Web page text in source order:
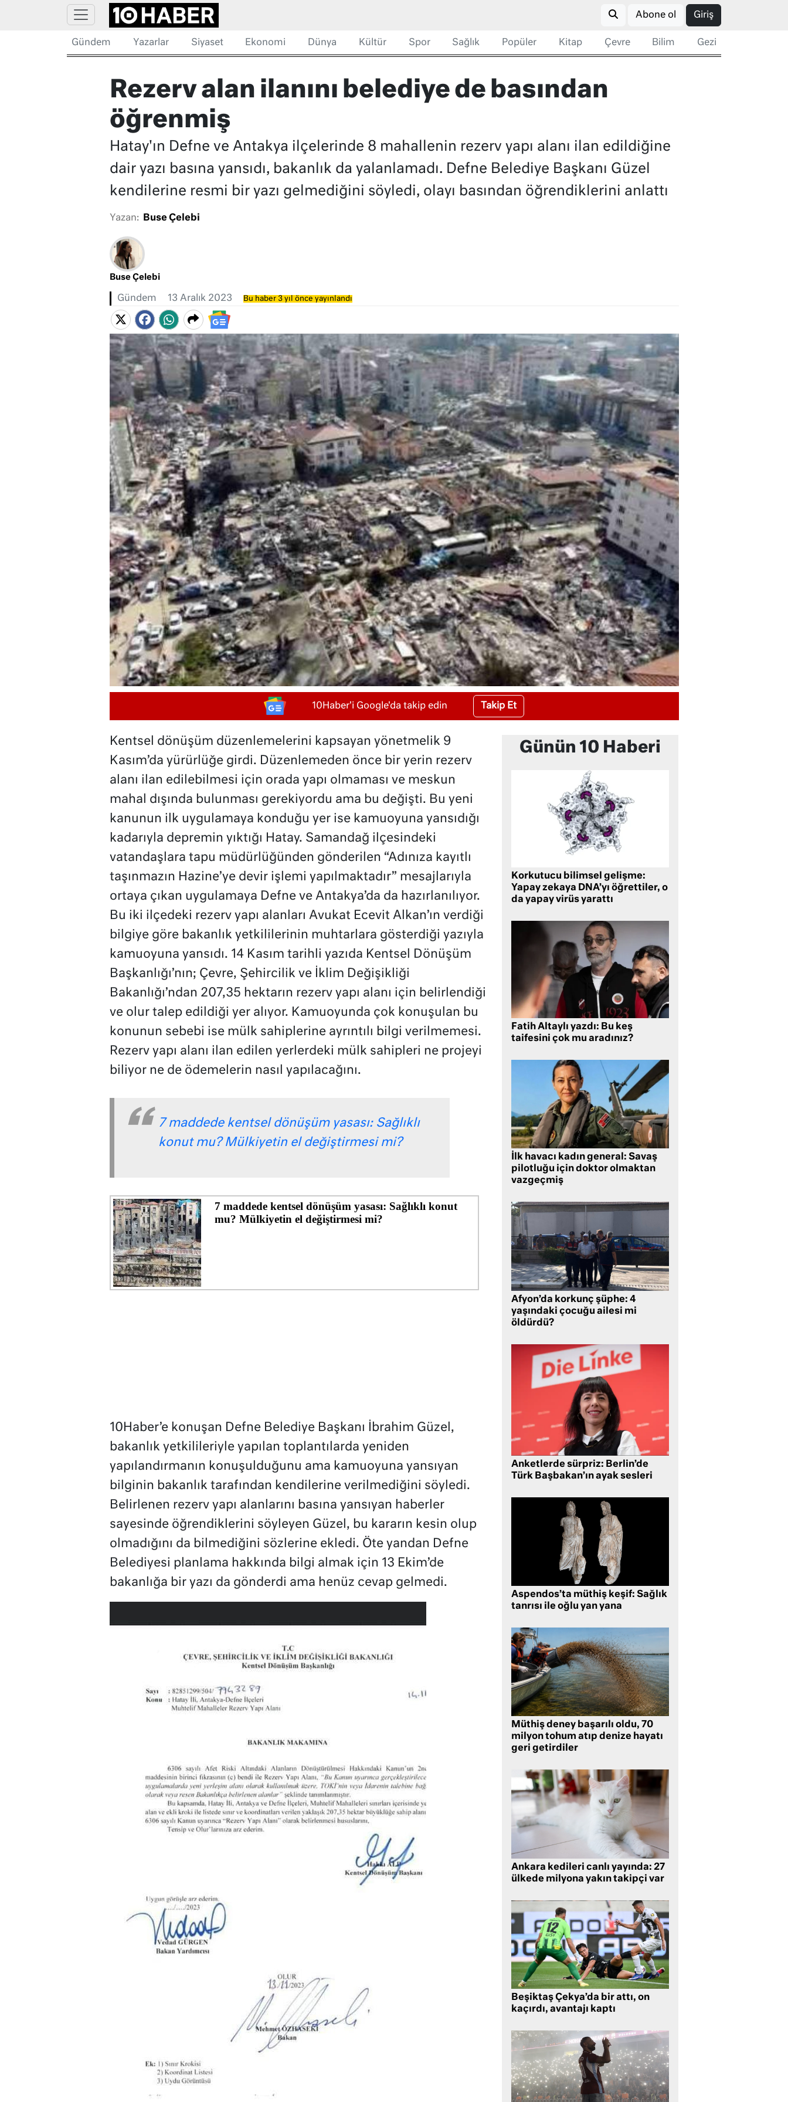
Abone ol Giriş
Gündem Yazarlar Siyaset Ekonomi Dünya Kültür Spor Sağlık Popüler Kitap Çevre Bilim Gezi
Rezerv alan ilanını belediye de basından
öğrenmiş
Hatay'ın Defne ve Antakya ilçelerinde 8 mahallenin rezerv yapı alanı ilan edildiğine
dair yazı basına yansıdı, bakanlık da yalanlamadı. Defne Belediye Başkanı Güzel
kendilerine resmi bir yazı gelmediğini söyledi, olayı basından öğrendiklerini anlattı
Yazan: Buse Çelebi
Buse Çelebi
Gündem 13 Aralık 2023 Bu haber 3 yıl önce yayınlandı
10Haber'i Google'da takip edin Takip Et
Kentsel dönüşüm düzenlemelerini kapsayan yönetmelik 9
Kasım’da yürürlüğe girdi. Düzenlemeden önce bir yerin rezerv
alanı ilan edilebilmesi için orada yapı olmaması ve meskun
mahal dışında bulunması gerekiyordu ama bu değişti. Bu yeni
kanunun ilk uygulamaya konduğu yer ise kamuoyuna yansıdığı
kadarıyla depremin yıktığı Hatay. Samandağ ilçesindeki
vatandaşlara tapu müdürlüğünden gönderilen “Adınıza kayıtlı
taşınmazın Hazine’ye devir işlemi yapılmaktadır” mesajlarıyla
ortaya çıkan uygulamaya Defne ve Antakya’da da hazırlanılıyor.
Bu iki ilçedeki rezerv yapı alanları Avukat Ecevit Alkan’ın verdiği
bilgiye göre bakanlık yetkililerinin muhtarlara gösterdiği yazıyla
kamuoyuna yansıdı. 14 Kasım tarihli yazıda Kentsel Dönüşüm
Başkanlığı’nın; Çevre, Şehircilik ve İklim Değişikliği
Bakanlığı’ndan 207,35 hektarın rezerv yapı alanı için belirlendiği
ve olur talep edildiği yer alıyor. Kamuoyunda çok konuşulan bu
konunun sebebi ise mülk sahiplerine ayrıntılı bilgi verilmemesi.
Rezerv yapı alanı ilan edilen yerlerdeki mülk sahipleri ne projeyi
biliyor ne de ödemelerin nasıl yapılacağını.
7 maddede kentsel dönüşüm yasası: Sağlıklı
konut mu? Mülkiyetin el değiştirmesi mi?
10Haber’e konuşan Defne Belediye Başkanı İbrahim Güzel,
bakanlık yetkilileriyle yapılan toplantılarda yeniden
yapılandırmanın konuşulduğunu ama kamuoyuna yansıyan
bilginin bakanlık tarafından kendilerine verilmediğini söyledi.
Belirlenen rezerv yapı alanlarını basına yansıyan haberler
sayesinde öğrendiklerini söyleyen Güzel, bu kararın kesin olup
olmadığını da bilmediğini sözlerine ekledi. Öte yandan Defne
Belediyesi planlama hakkında bilgi almak için 13 Ekim’de
bakanlığa bir yazı da gönderdi ama henüz cevap gelmedi.
Günün 10 Haberi
Korkutucu bilimsel gelişme:
Yapay zekaya DNA’yı öğrettiler, o
da yapay virüs yarattı
Fatih Altaylı yazdı: Bu keş
taifesini çok mu aradınız?
İlk havacı kadın general: Savaş
pilotluğu için doktor olmaktan
vazgeçmiş
Afyon’da korkunç şüphe: 4
yaşındaki çocuğu ailesi mi
öldürdü?
Anketlerde sürpriz: Berlin’de
Türk Başbakan’ın ayak sesleri
Aspendos’ta müthiş keşif: Sağlık
tanrısı ile oğlu yan yana
Müthiş deney başarılı oldu, 70
milyon tohum atıp denize hayatı
geri getirdiler
Ankara kedileri canlı yayında: 27
ülkede milyona yakın takipçi var
Beşiktaş Çekya’da bir attı, on
kaçırdı, avantajı kaptı